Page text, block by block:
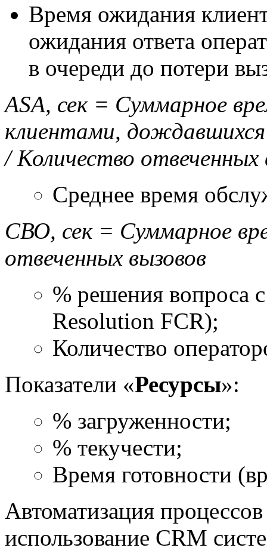
Время ожидания
ожидания ответа
в очереди до потери
ASA, сек= Суммарное
клиентами,
/Количество отвеченных
Среднее время
СВО, сек = Суммарное
отвеченных вызовов
% решения вопроса
Resolution FCR);
Количество
Показатели «Ресурсы»:
% загруженности;
% текучести;
Время готовности
Автоматизация
использование CRM